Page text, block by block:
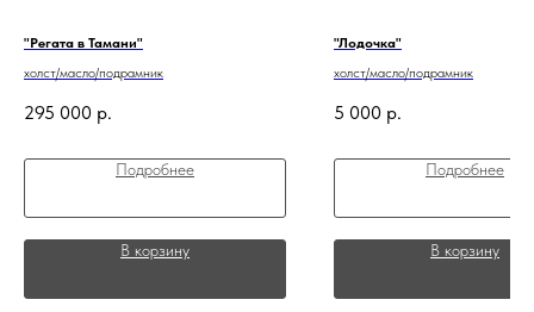
"Регата в Тамани"
холст/масло/подрамник
295 000 р.
Подробнее
В корзину
"Лодочка"
холст/масло/подрамник
5 000 р.
Подробнее
В корзину